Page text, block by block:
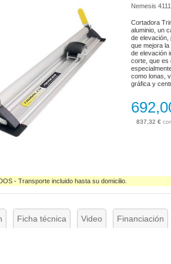
Nemesis 4111
Cortadora
aluminio, un
de elevación,
que mejora
de elevación
corte, que es
como lonas,
gráfica y
837,32 €
- Transporte incluido hasta su domicilio.
Ficha técnica Video Financiación